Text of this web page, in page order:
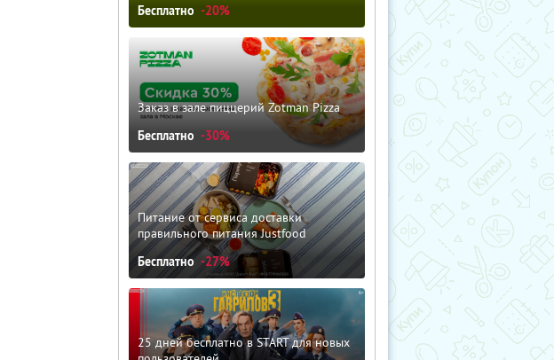
Бесплатно -20%
Заказ в зале пиццерий Zotman Pizza
Бесплатно -30%
Питание от сервиса доставки
правильного питания Justfood
Бесплатно -27%
25 дней бесплатно в START для новых